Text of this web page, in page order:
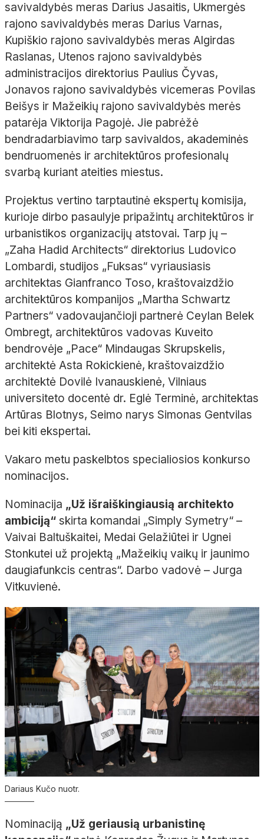
savivaldybės meras Darius Jasaitis, Ukmergės
rajono savivaldybės meras Darius Varnas,
Kupiškio rajono savivaldybės meras Algirdas
Raslanas, Utenos rajono savivaldybės
administracijos direktorius Paulius Čyvas,
Jonavos rajono savivaldybės vicemeras Povilas
Beišys ir Mažeikių rajono savivaldybės merės
patarėja Viktorija Pagojė. Jie pabrėžė
bendradarbiavimo tarp savivaldos, akademinės
bendruomenės ir architektūros profesionalų
svarbą kuriant ateities miestus.
Projektus vertino tarptautinė ekspertų komisija,
kurioje dirbo pasaulyje pripažintų architektūros ir
urbanistikos organizacijų atstovai. Tarp jų –
„Zaha Hadid Architects“ direktorius Ludovico
Lombardi, studijos „Fuksas“ vyriausiasis
architektas Gianfranco Toso, kraštovaizdžio
architektūros kompanijos „Martha Schwartz
Partners“ vadovaujančioji partnerė Ceylan Belek
Ombregt, architektūros vadovas Kuveito
bendrovėje „Pace“ Mindaugas Skrupskelis,
architektė Asta Rokickienė, kraštovaizdžio
architektė Dovilė Ivanauskienė, Vilniaus
universiteto docentė dr. Eglė Terminė, architektas
Artūras Blotnys, Seimo narys Simonas Gentvilas
bei kiti ekspertai.
Vakaro metu paskelbtos specialiosios konkurso
nominacijos.
Nominacija „Už išraiškingiausią architekto
ambiciją“ skirta komandai „Simply Symetry“ –
Vaivai Baltuškaitei, Medai Gelažiūtei ir Ugnei
Stonkutei už projektą „Mažeikių vaikų ir jaunimo
daugiafunkcis centras“. Darbo vadovė – Jurga
Vitkuvienė.
Dariaus Kučo nuotr.
Nominaciją „Už geriausią urbanistinę